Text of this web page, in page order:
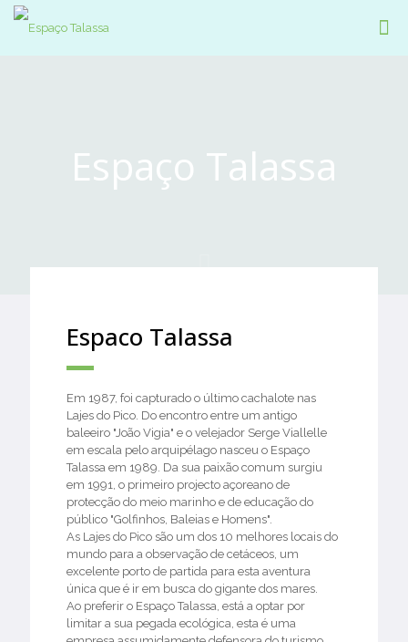
Espaço Talassa
Espaco Talassa
Em 1987, foi capturado o último cachalote nas
Lajes do Pico. Do encontro entre um antigo
baleeiro "João Vigia" e o velejador Serge Viallelle
em escala pelo arquipélago nasceu o Espaço
Talassa em 1989. Da sua paixão comum surgiu
em 1991, o primeiro projecto açoreano de
protecção do meio marinho e de educação do
público "Golfinhos, Baleias e Homens".
As Lajes do Pico são um dos 10 melhores locais do
mundo para a observação de cetáceos, um
excelente porto de partida para esta aventura
única que é ir em busca do gigante dos mares.
Ao preferir o Espaço Talassa, está a optar por
limitar a sua pegada ecológica, esta é uma